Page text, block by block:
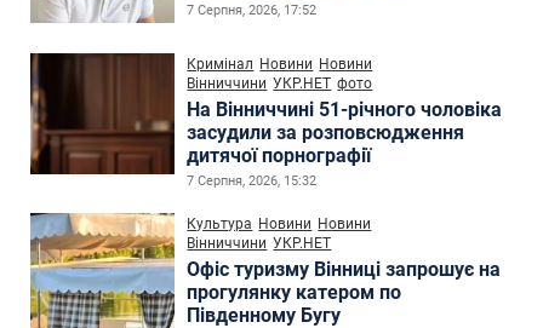
7 Серпня, 2026, 17:52
Кримінал Новини Новини
Вінниччини УКР.НЕТ фото
На Вінниччині 51-річного чоловіка
засудили за розповсюдження
дитячої порнографії
7 Серпня, 2026, 15:32
Культура Новини Новини
Вінниччини УКР.НЕТ
Офіс туризму Вінниці запрошує на
прогулянку катером по
Південному Бугу